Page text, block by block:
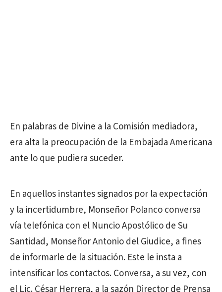
En palabras de Divine a la Comisión mediadora,
era alta la preocupación de la Embajada Americana
ante lo que pudiera suceder.
En aquellos instantes signados por la expectación
y la incertidumbre, Monseñor Polanco conversa
vía telefónica con el Nuncio Apostólico de Su
Santidad, Monseñor Antonio del Giudice, a fines
de informarle de la situación. Este le insta a
intensificar los contactos. Conversa, a su vez, con
el Lic. César Herrera, a la sazón Director de Prensa